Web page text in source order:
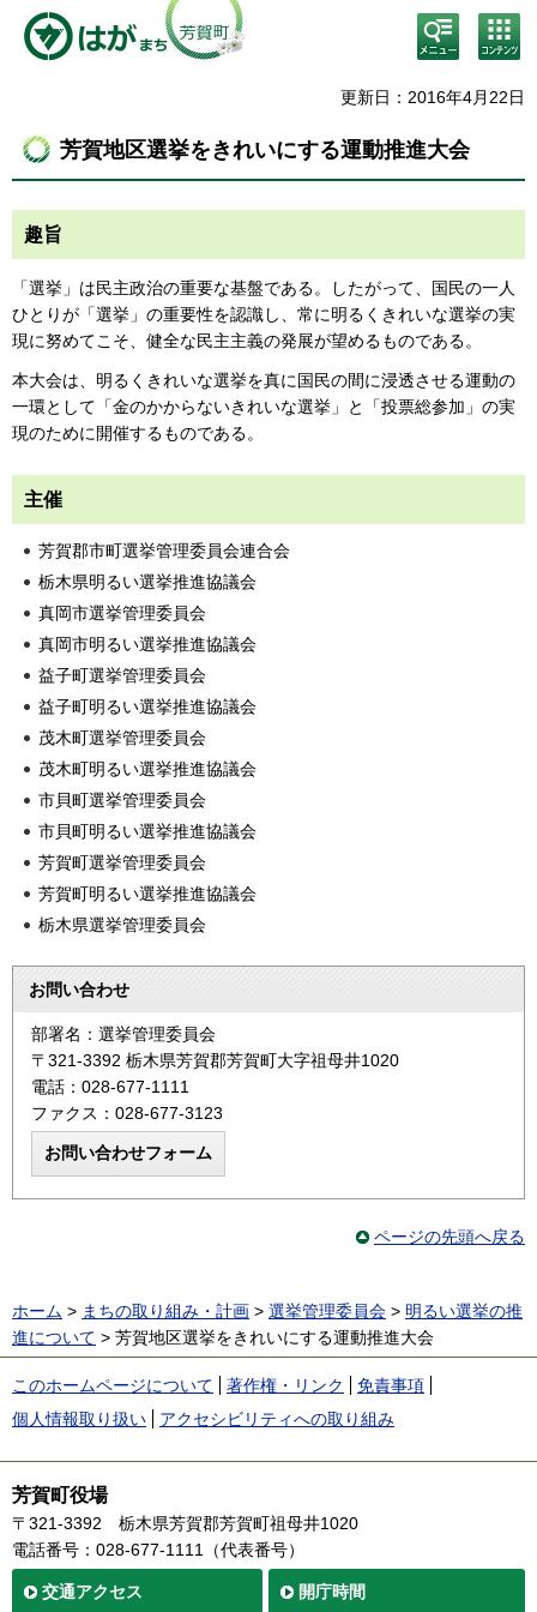
検
索・
メニ
コン
テン
ニュ
更新日：2016年4月22日
芳賀地区選挙をきれいにする運動推進大会
趣旨
「選挙」は民主政治の重要な基盤である。したがって、国民の一人
ひとりが「選挙」の重要性を認識し、常に明るくきれいな選挙の実
現に努めてこそ、健全な民主主義の発展が望めるものである。
本大会は、明るくきれいな選挙を真に国民の間に浸透させる運動の
一環として「金のかからないきれいな選挙」と「投票総参加」の実
現のために開催するものである。
主催
芳賀郡市町選挙管理委員会連合会
栃木県明るい選挙推進協議会
真岡市選挙管理委員会
真岡市明るい選挙推進協議会
益子町選挙管理委員会
益子町明るい選挙推進協議会
茂木町選挙管理委員会
茂木町明るい選挙推進協議会
市貝町選挙管理委員会
市貝町明るい選挙推進協議会
芳賀町選挙管理委員会
芳賀町明るい選挙推進協議会
栃木県選挙管理委員会
お問い合わせ
部署名：選挙管理委員会
〒321-3392 栃木県芳賀郡芳賀町大字祖母井1020
電話：028-677-1111
ファクス：028-677-3123
ページの先頭へ戻る
ホーム > まちの取り組み・計画 > 選挙管理委員会 > 明るい選挙の推
進について > 芳賀地区選挙をきれいにする運動推進大会
このホームページについて 著作権・リンク
免責事項
個人情報取り扱い
アクセシビリティへの取り組み
芳賀町役場
〒321-3392
栃木県芳賀郡芳賀町祖母井1020
電話番号：028-677-1111（代表番号）
交通アクセス 開庁時間